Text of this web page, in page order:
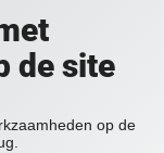
de site
op de